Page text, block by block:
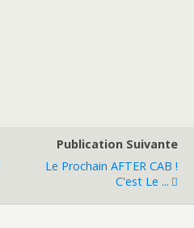
Publication Suivante
Le Prochain AFTER CAB !
C'est Le ...